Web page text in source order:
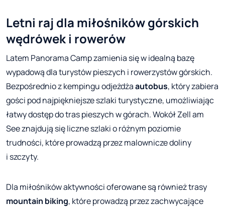
Letni raj dla miłośników górskich
wędrówek i rowerów
Latem Panorama Camp zamienia się w idealną bazę
wypadową dla turystów pieszych i rowerzystów górskich.
Bezpośrednio z kempingu odjeżdżaautobus, który zabiera
gości pod najpiękniejsze szlaki turystyczne, umożliwiając
łatwy dostęp do tras pieszych w górach. Wokół Zell am
See znajdują się liczne szlaki o różnym poziomie
trudności, które prowadzą przez malownicze doliny
i szczyty.
Dla miłośników aktywności oferowane są również trasy
mountain biking, które prowadzą przez zachwycające